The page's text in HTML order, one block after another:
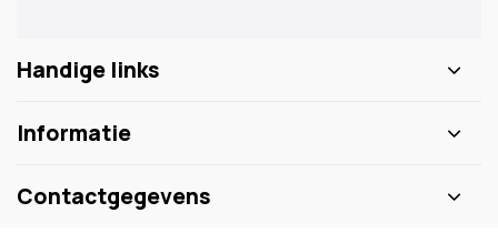
Handige links
Informatie
Contactgegevens